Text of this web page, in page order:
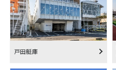
戸田艇庫